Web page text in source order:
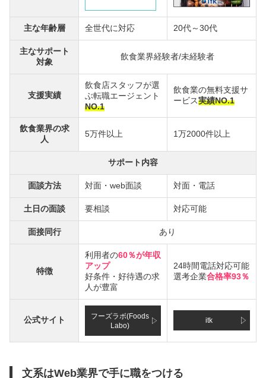
主な年齢層 全世代に対応 20代～30代
主なサポート
対象
飲食業界経験者/未経験者
支援実績
飲食店スタッフが選
ぶ転職エージェント
NO.1
飲食業の無料支援サ
ービス実績NO.1
飲食業界の求
人
5万件以上 1万2000件以上
サポート内容
面談方法 対面・web面談 対面・電話
土日の面談 要相談 対応可能
面接同行 あり
特徴
利用者の60％が年収
アップ
好条件・好待遇の求
人が豊富
24時間電話対応可能
選考企業合格率93％
公式サイト
フーズラボ(Foods
Labo)
itk
文系はWeb業界で手に職をつける